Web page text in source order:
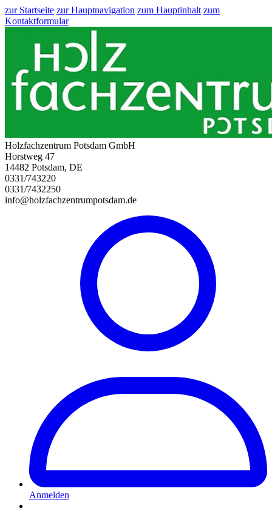
zur Startseite zur Hauptnavigation zum Hauptinhalt zum
Kontaktformular
Holzfachzentrum Potsdam GmbH
Horstweg 47
14482 Potsdam, DE
0331/743220
0331/7432250
info@holzfachzentrumpotsdam.de
Anmelden